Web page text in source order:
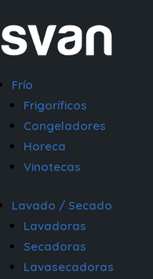
Frío
Frigoríficos
Congeladores
Horeca
Vinotecas
Lavado / Secado
Lavadoras
Secadoras
Lavasecadoras